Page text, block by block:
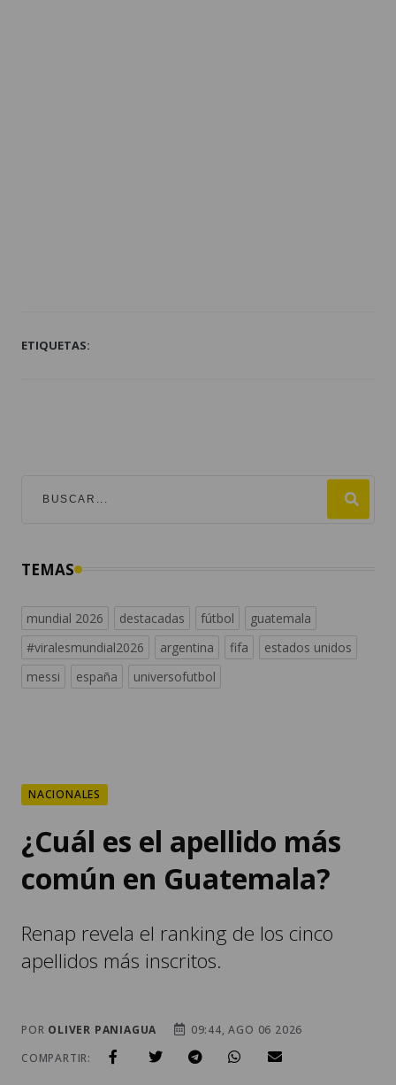
ETIQUETAS:
TEMAS
mundial 2026 destacadas fútbol
guatemala
#viralesmundial2026
argentina fifa
estados unidos
messi
españa universofutbol
NACIONALES
¿Cuál es el apellido más
común en Guatemala?
Renap revela el ranking de los cinco
apellidos más inscritos.
POR OLIVER PANIAGUA
09:44, AGO 06 2026
COMPARTIR: